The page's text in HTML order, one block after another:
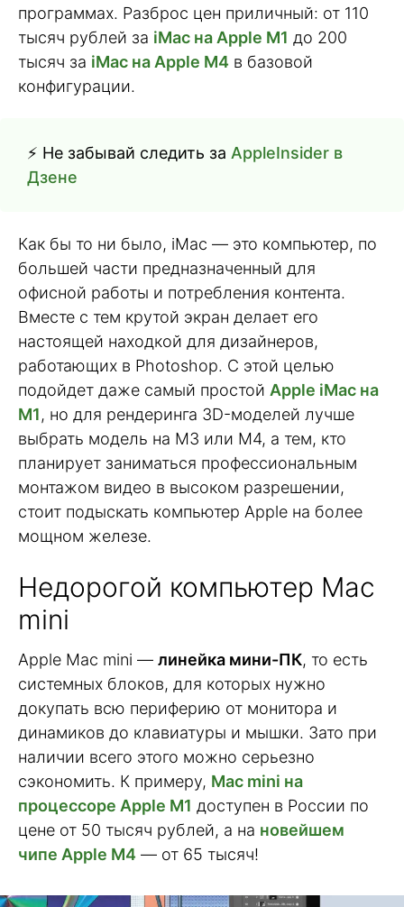
программах. Разброс цен приличный: от 110
тысяч рублей за iMac на Apple M1 до 200
тысяч за iMac на Apple M4 в базовой
конфигурации.
⚡ Не забывай следить за AppleInsider в
Дзене
Как бы то ни было, iMac — это компьютер, по
большей части предназначенный для
офисной работы и потребления контента.
Вместе с тем крутой экран делает его
настоящей находкой для дизайнеров,
работающих в Photoshop. С этой целью
подойдет даже самый простой Apple iMac на
M1, но для рендеринга 3D-моделей лучше
выбрать модель на M3 или M4, а тем, кто
планирует заниматься профессиональным
монтажом видео в высоком разрешении,
стоит подыскать компьютер Apple на более
мощном железе.
Недорогой компьютер Mac
mini
Apple Mac mini — линейка мини-ПК, то есть
системных блоков, для которых нужно
докупать всю периферию от монитора и
динамиков до клавиатуры и мышки. Зато при
наличии всего этого можно серьезно
сэкономить. К примеру, Mac mini на
процессоре Apple M1 доступен в России по
цене от 50 тысяч рублей, а на новейшем
чипе Apple M4 — от 65 тысяч!